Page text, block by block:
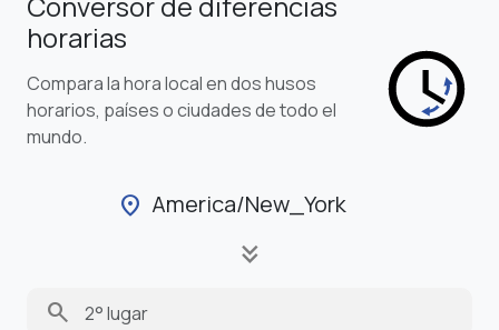
horarias
Compara la hora local en dos husos
horarios, países o ciudades de todo el
mundo.
location_on America/New_York
keyboard_double_arrow_down
search